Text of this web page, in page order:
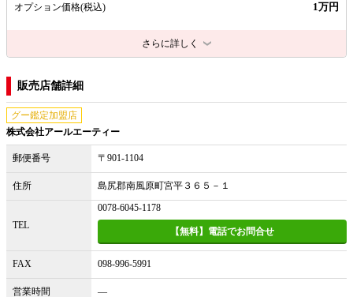
オプション価格(税込) 1万円
さらに詳しく
販売店舗詳細
グー鑑定加盟店
株式会社アールエーティー
郵便番号 〒901-1104
住所 島尻郡南風原町宮平３６５－１
TEL
0078-6045-1178
【無料】電話でお問合せ
FAX 098-996-5991
営業時間 ―